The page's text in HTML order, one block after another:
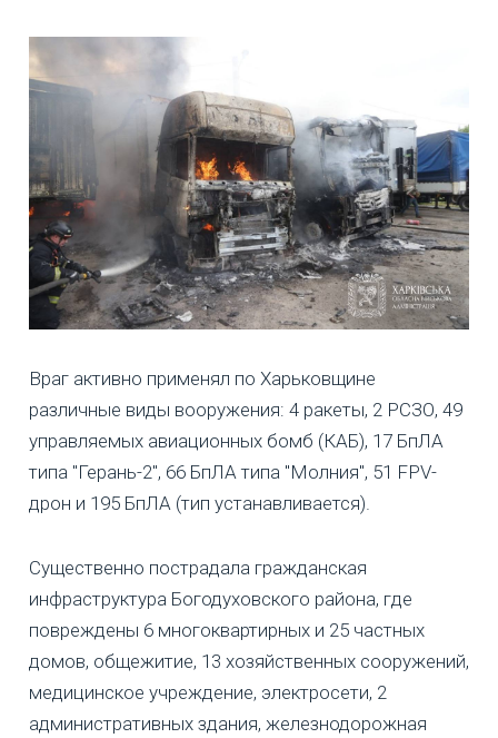
Враг активно применял по Харьковщине
различные виды вооружения: 4 ракеты, 2 РСЗО, 49
управляемых авиационных бомб (КАБ), 17 БпЛА
типа "Герань-2", 66 БпЛА типа "Молния", 51 FPV-
дрон и 195 БпЛА (тип устанавливается).
Существенно пострадала гражданская
инфраструктура Богодуховского района, где
повреждены 6 многоквартирных и 25 частных
домов, общежитие, 13 хозяйственных сооружений,
медицинское учреждение, электросети, 2
административных здания, железнодорожная